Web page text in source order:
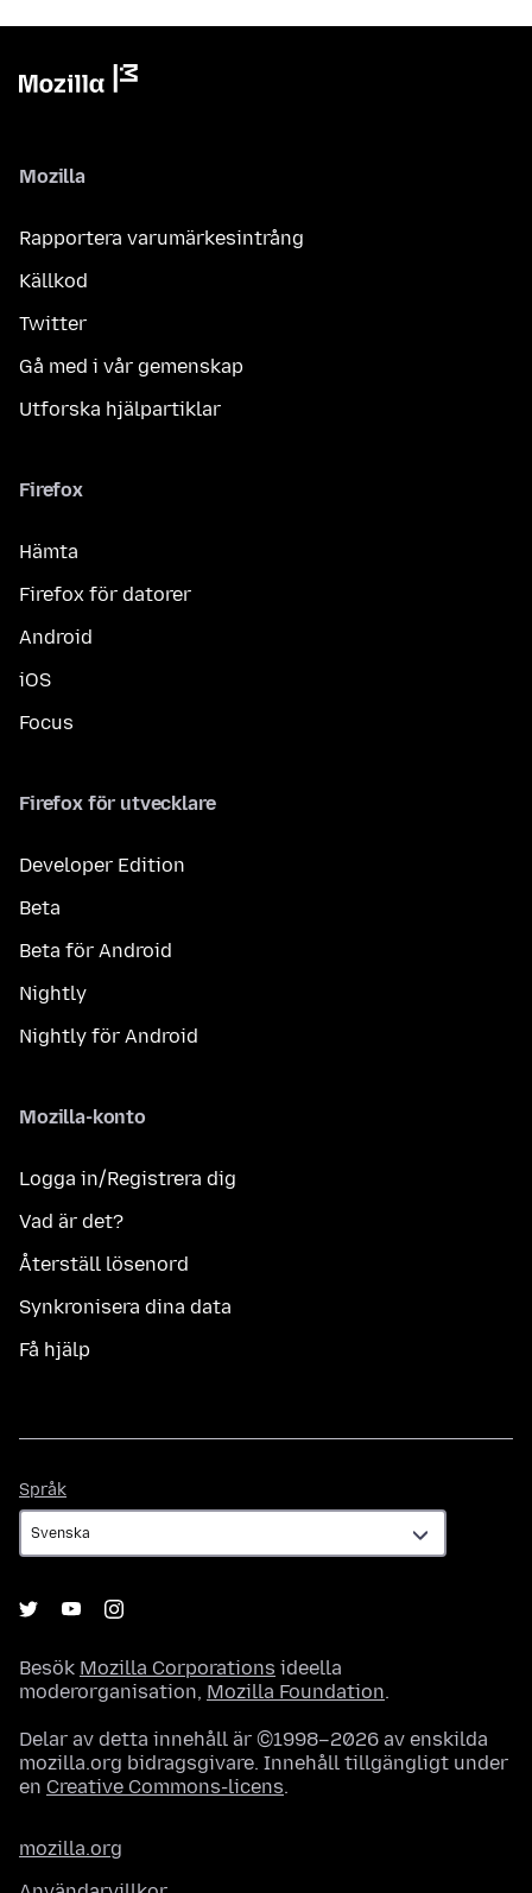
Mozilla
Rapportera varumärkesintrång
Källkod
Twitter
Gå med i vår gemenskap
Utforska hjälpartiklar
Firefox
Hämta
Firefox för datorer
Android
iOS
Focus
Firefox för utvecklare
Developer Edition
Beta
Beta för Android
Nightly
Nightly för Android
Mozilla-konto
Logga in/Registrera dig
Vad är det?
Återställ lösenord
Synkronisera dina data
Få hjälp
Språk
Besök Mozilla Corporations ideella
moderorganisation, Mozilla Foundation.
Delar av detta innehåll är ©1998–2026 av enskilda
mozilla.org bidragsgivare. Innehåll tillgängligt under
en Creative Commons-licens.
mozilla.org